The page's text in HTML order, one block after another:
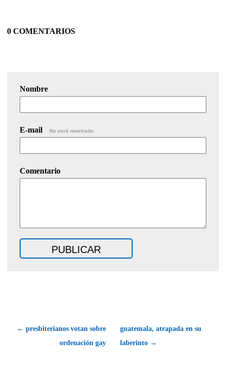
0 COMENTARIOS
Nombre
E-mail No será mostrado.
Comentario
← presbiterianos votan sobre
ordenación gay
guatemala, atrapada en su
laberinto →